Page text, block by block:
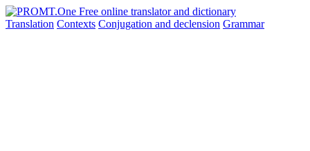
Translation Contexts Conjugation and declension Grammar